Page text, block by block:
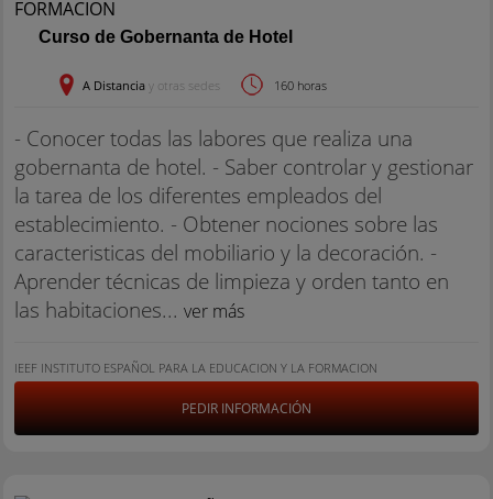
Curso de Gobernanta de Hotel
A Distancia y otras sedes 160 horas
- Conocer todas las labores que realiza una
gobernanta de hotel. - Saber controlar y gestionar
la tarea de los diferentes empleados del
establecimiento. - Obtener nociones sobre las
caracteristicas del mobiliario y la decoración. -
Aprender técnicas de limpieza y orden tanto en
las habitaciones... ver más
IEEF INSTITUTO ESPAÑOL PARA LA EDUCACION Y LA FORMACION
PEDIR INFORMACIÓN